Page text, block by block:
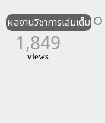
ผลงานวิชาการเล่มเต็ม
1,849
views